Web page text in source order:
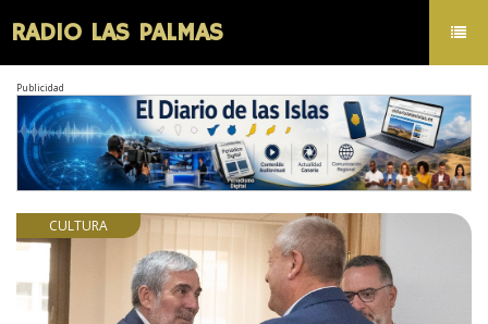
RADIO LAS PALMAS
Publicidad
CULTURA